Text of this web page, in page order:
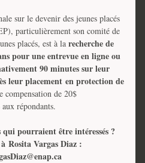
sur le devenir des jeunes placés
particulièrement son comité de
placés, est à la recherche de
pour une entrevue en ligne ou
90 minutes sur leur
leur placement en protection de
compensation de 20$
répondants.
qui pourraient être intéressés ?
Rosita Vargas Diaz :